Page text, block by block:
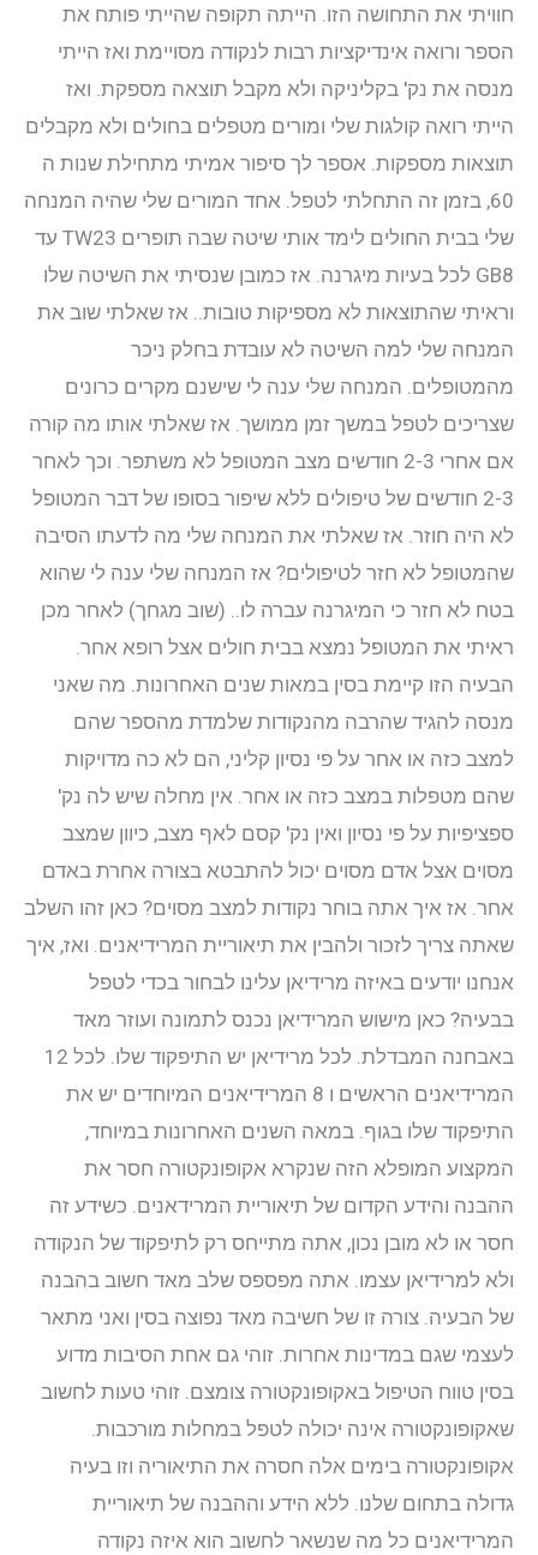
חוויתי את התחושה הזו. הייתה תקופה שהייתי פותח את
הספר ורואה אינדיקציות רבות לנקודה מסויימת ואז הייתי
מנסה את נק' בקליניקה ולא מקבל תוצאה מספקת. ואז
הייתי רואה קולגות שלי ומורים מטפלים בחולים ולא מקבלים
תוצאות מספקות. אספר לך סיפור אמיתי מתחילת שנות ה
60, בזמן זה התחלתי לטפל. אחד המורים שלי שהיה המנחה
שלי בבית החולים לימד אותי שיטה שבה תופרים TW23 עד
GB8 לכל בעיות מיגרנה. אז כמובן שנסיתי את השיטה שלו
וראיתי שהתוצאות לא מספיקות טובות.. אז שאלתי שוב את
המנחה שלי למה השיטה לא עובדת בחלק ניכר
מהמטופלים. המנחה שלי ענה לי שישנם מקרים כרונים
שצריכים לטפל במשך זמן ממושך. אז שאלתי אותו מה קורה
אם אחרי 2-3 חודשים מצב המטופל לא משתפר. וכך לאחר
2-3 חודשים של טיפולים ללא שיפור בסופו של דבר המטופל
לא היה חוזר. אז שאלתי את המנחה שלי מה לדעתו הסיבה
שהמטופל לא חזר לטיפולים? אז המנחה שלי ענה לי שהוא
בטח לא חזר כי המיגרנה עברה לו.. (שוב מגחך) לאחר מכן
ראיתי את המטופל נמצא בבית חולים אצל רופא אחר.
הבעיה הזו קיימת בסין במאות שנים האחרונות. מה שאני
מנסה להגיד שהרבה מהנקודות שלמדת מהספר שהם
למצב כזה או אחר על פי נסיון קליני, הם לא כה מדויקות
שהם מטפלות במצב כזה או אחר. אין מחלה שיש לה נק'
ספציפיות על פי נסיון ואין נק' קסם לאף מצב, כיוון שמצב
מסוים אצל אדם מסוים יכול להתבטא בצורה אחרת באדם
אחר. אז איך אתה בוחר נקודות למצב מסוים? כאן זהו השלב
שאתה צריך לזכור ולהבין את תיאוריית המרידיאנים. ואז, איך
אנחנו יודעים באיזה מרידיאן עלינו לבחור בכדי לטפל
בבעיה? כאן מישוש המרידיאן נכנס לתמונה ועוזר מאד
באבחנה המבדלת. לכל מרידיאן יש התיפקוד שלו. לכל 12
המרידיאנים הראשים ו 8 המרידיאנים המיוחדים יש את
התיפקוד שלו בגוף. במאה השנים האחרונות במיוחד,
המקצוע המופלא הזה שנקרא אקופונקטורה חסר את
ההבנה והידע הקדום של תיאוריית המרידאנים. כשידע זה
חסר או לא מובן נכון, אתה מתייחס רק לתיפקוד של הנקודה
ולא למרידיאן עצמו. אתה מפספס שלב מאד חשוב בהבנה
של הבעיה. צורה זו של חשיבה מאד נפוצה בסין ואני מתאר
לעצמי שגם במדינות אחרות. זוהי גם אחת הסיבות מדוע
בסין טווח הטיפול באקופונקטורה צומצם. זוהי טעות לחשוב
שאקופונקטורה אינה יכולה לטפל במחלות מורכבות.
אקופונקטורה בימים אלה חסרה את התיאוריה וזו בעיה
גדולה בתחום שלנו. ללא הידע וההבנה של תיאוריית
המרידיאנים כל מה שנשאר לחשוב הוא איזה נקודה